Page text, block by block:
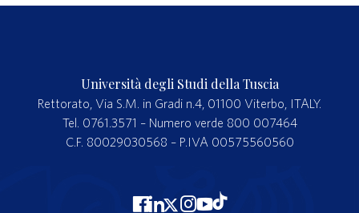
Università degli Studi della Tuscia
Rettorato, Via S.M. in Gradi n.4, 01100 Viterbo, ITALY.
Tel. 0761.3571 – Numero verde 800 007464
C.F. 80029030568 – P.IVA 00575560560